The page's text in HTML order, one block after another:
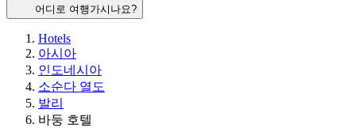
어디로 여행가시나요?
Hotels
아시아
인도네시아
소순다 열도
발리
바둥 호텔